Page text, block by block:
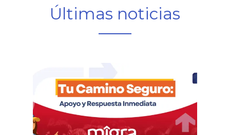
Últimas noticias
Cáritas
Venezuela
brindan
red